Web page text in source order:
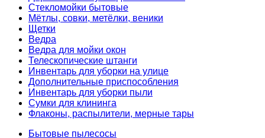
Стекломойки бытовые
Мётлы, совки, метёлки, веники
Щетки
Ведра
Ведра для мойки окон
Телескопические штанги
Инвентарь для уборки на улице
Дополнительные приспособления
Инвентарь для уборки пыли
Сумки для клининга
Флаконы, распылители, мерные тары
Бытовые пылесосы